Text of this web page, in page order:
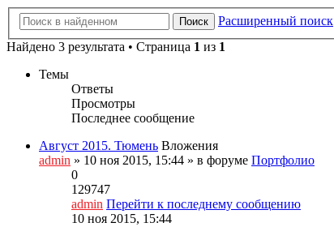
Поиск
Расширенный поиск
Найдено 3 результата • Страница 1 из 1
Темы
Ответы
Просмотры
Последнее сообщение
Август 2015. Тюмень Вложения
admin » 10 ноя 2015, 15:44 » в форуме Портфолио
0
129747
admin Перейти к последнему сообщению
10 ноя 2015, 15:44